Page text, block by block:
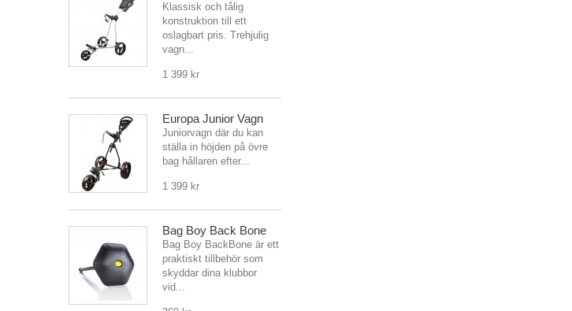
Klassisk och tålig
konstruktion till ett
oslagbart pris. Trehjulig
vagn...
1 399 kr
Europa Junior Vagn
Juniorvagn där du kan
ställa in höjden på övre
bag hållaren efter...
1 399 kr
Bag Boy Back Bone
Bag Boy BackBone är ett
praktiskt tillbehör som
skyddar dina klubbor
vid...